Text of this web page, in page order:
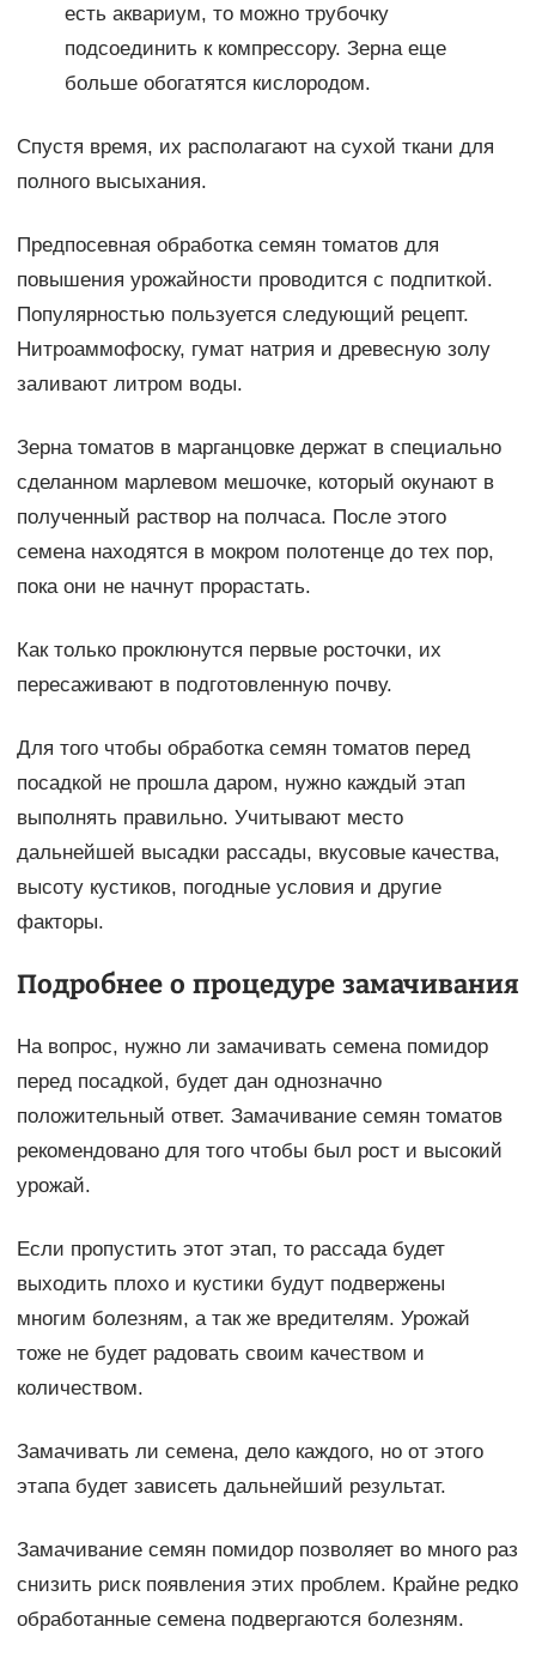
есть аквариум, то можно трубочку
подсоединить к компрессору. Зерна еще
больше обогатятся кислородом.
Спустя время, их располагают на сухой ткани для
полного высыхания.
Предпосевная обработка семян томатов для
повышения урожайности проводится с подпиткой.
Популярностью пользуется следующий рецепт.
Нитроаммофоску, гумат натрия и древесную золу
заливают литром воды.
Зерна томатов в марганцовке держат в специально
сделанном марлевом мешочке, который окунают в
полученный раствор на полчаса. После этого
семена находятся в мокром полотенце до тех пор,
пока они не начнут прорастать.
Как только проклюнутся первые росточки, их
пересаживают в подготовленную почву.
Для того чтобы обработка семян томатов перед
посадкой не прошла даром, нужно каждый этап
выполнять правильно. Учитывают место
дальнейшей высадки рассады, вкусовые качества,
высоту кустиков, погодные условия и другие
факторы.
Подробнее о процедуре замачивания
На вопрос, нужно ли замачивать семена помидор
перед посадкой, будет дан однозначно
положительный ответ. Замачивание семян томатов
рекомендовано для того чтобы был рост и высокий
урожай.
Если пропустить этот этап, то рассада будет
выходить плохо и кустики будут подвержены
многим болезням, а так же вредителям. Урожай
тоже не будет радовать своим качеством и
количеством.
Замачивать ли семена, дело каждого, но от этого
этапа будет зависеть дальнейший результат.
Замачивание семян помидор позволяет во много раз
снизить риск появления этих проблем. Крайне редко
обработанные семена подвергаются болезням.